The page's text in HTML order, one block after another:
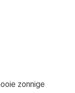
zonnige